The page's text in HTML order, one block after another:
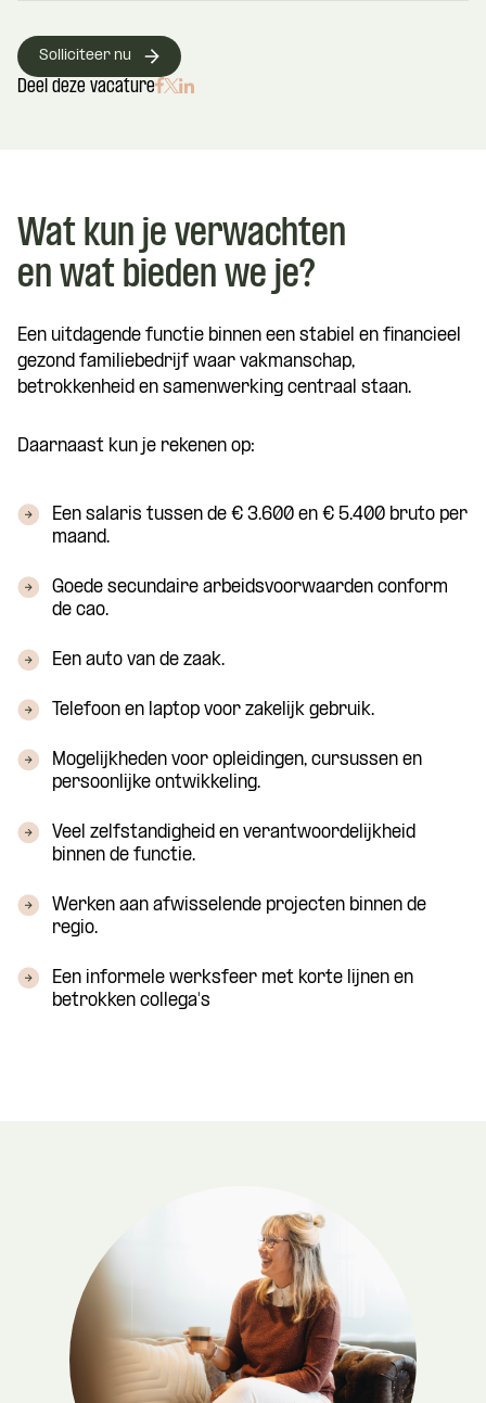
Deel deze vacature
Solliciteer nu
Wat kun je verwachten
en wat bieden we je?
Een uitdagende functie binnen een stabiel en financieel
gezond familiebedrijf waar vakmanschap,
betrokkenheid en samenwerking centraal staan.
Daarnaast kun je rekenen op:
Een salaris tussen de € 3.600 en € 5.400 bruto per
maand.
Goede secundaire arbeidsvoorwaarden conform
de cao.
Een auto van de zaak.
Telefoon en laptop voor zakelijk gebruik.
Mogelijkheden voor opleidingen, cursussen en
persoonlijke ontwikkeling.
Veel zelfstandigheid en verantwoordelijkheid
binnen de functie.
Werken aan afwisselende projecten binnen de
regio.
Een informele werksfeer met korte lijnen en
betrokken collega's